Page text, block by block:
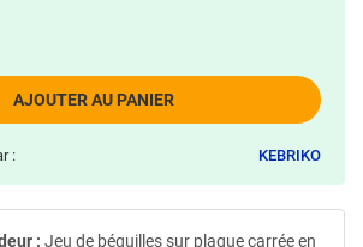
AJOUTER AU PANIER
: KEBRIKO
: Jeu de béquilles sur plaque carrée en